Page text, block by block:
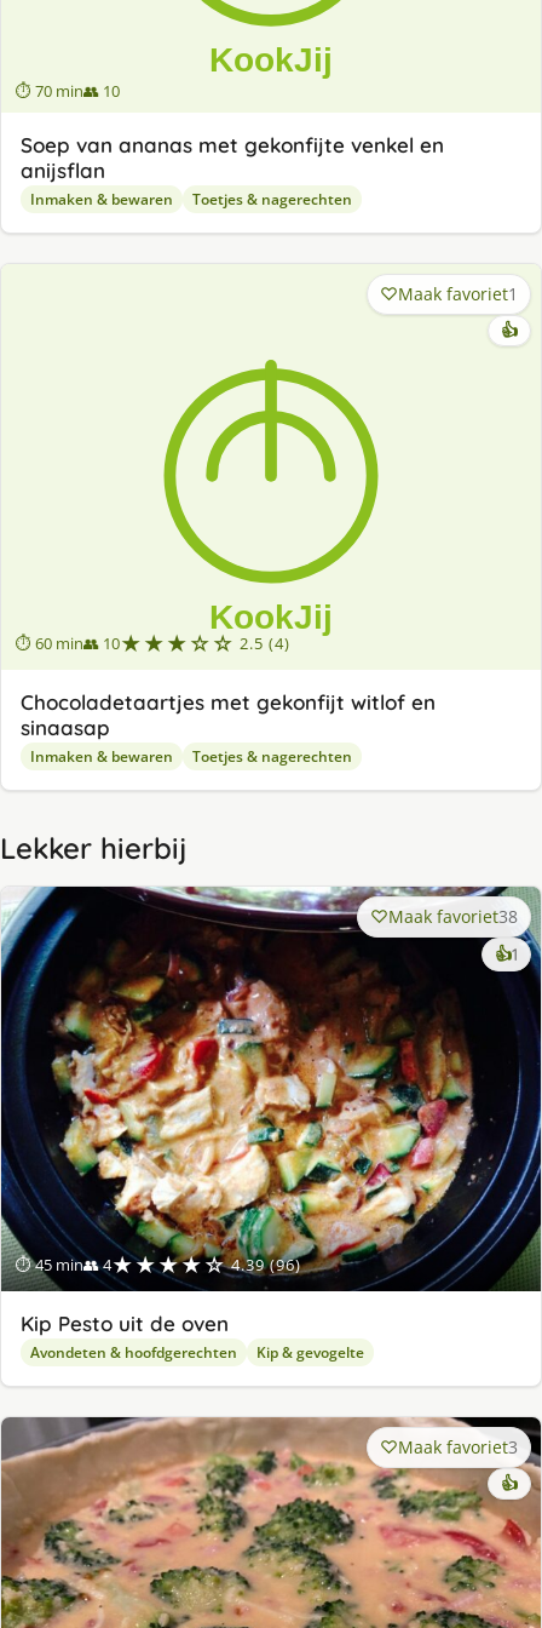
⏱ 70 min👥 10
Soep van ananas met gekonfijte venkel en
anijsflan
Inmaken & bewaren Toetjes & nagerechten
⏱ 60 min👥 10★★★☆☆ 2.5 (4)
Maak favoriet1
👍
Chocoladetaartjes met gekonfijt witlof en
sinaasap
Inmaken & bewaren Toetjes & nagerechten
Lekker hierbij
⏱ 45 min👥 4★★★★☆ 4.39 (96)
Maak favoriet38
👍1
Kip Pesto uit de oven
Avondeten & hoofdgerechten Kip & gevogelte
Maak favoriet3
👍